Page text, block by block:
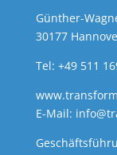
Günther-
30177
Tel: +49 511
E-Mail: